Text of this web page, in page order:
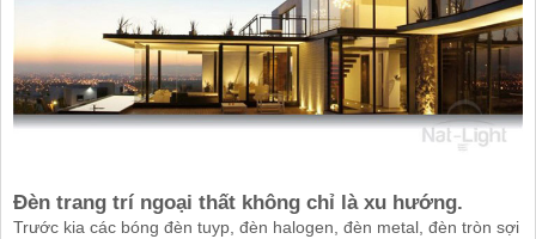
Đèn Đường Led (Street Light)
Underground / fountain Light
Đèn Văn Phòng
Bóng Led Bulb-Edison dây tóc
Đèn trang trí ngoại thất không chỉ là xu hướng.
Trước kia các bóng đèn tuyp, đèn halogen, đèn metal, đèn tròn sợi